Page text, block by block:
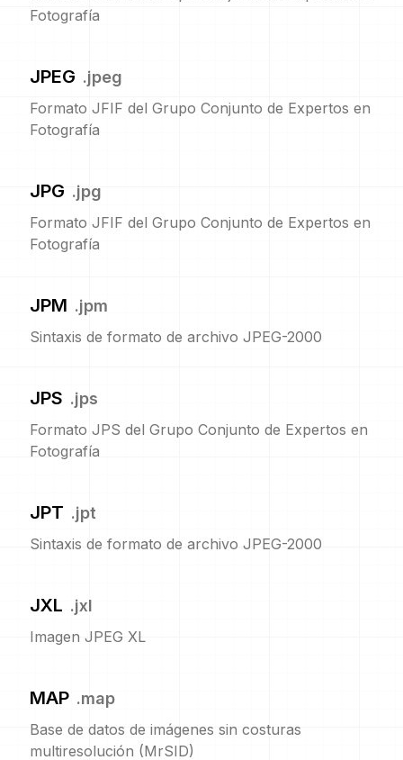
Fotografía
JPEG .jpeg
Formato JFIF del Grupo Conjunto de Expertos en
Fotografía
JPG .jpg
Formato JFIF del Grupo Conjunto de Expertos en
Fotografía
JPM .jpm
Sintaxis de formato de archivo JPEG-2000
JPS .jps
Formato JPS del Grupo Conjunto de Expertos en
Fotografía
JPT .jpt
Sintaxis de formato de archivo JPEG-2000
JXL .jxl
Imagen JPEG XL
MAP .map
Base de datos de imágenes sin costuras
multiresolución (MrSID)